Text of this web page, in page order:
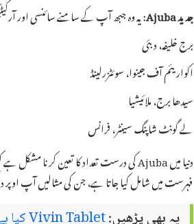
جدید Ajuba
: یہ وہ جبھ آپ کے سامنے سائنسی اور
برج خلیفہ، دبئی
اکواریئم آف جینوا، سوئٹزرلینڈ
سیدھا برج، ملائیشیا
لے گونٹ شاپنگ سینٹر، فرانس
فہرست میں شامل کیا جاتا ہے، جن کی مثالیں آپ اوپر
یہ بھی پڑھیں:Vivin Tablet کیا ہے اور اس کے استعمال اور سائیڈ ایفیکٹس